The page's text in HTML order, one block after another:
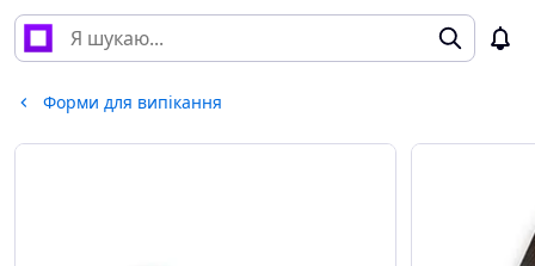
Форми для випікання